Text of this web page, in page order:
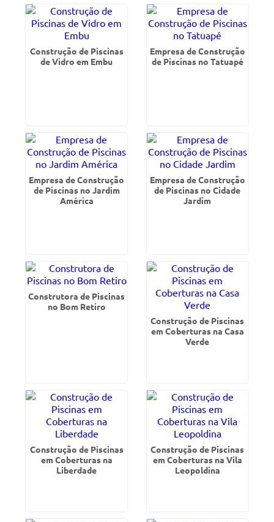
Construção de Piscinas
de Vidro em Embu
Empresa de Construção
de Piscinas no Tatuapé
Empresa de Construção
de Piscinas no Jardim
América
Empresa de Construção
de Piscinas no Cidade
Jardim
Construtora de Piscinas
no Bom Retiro
Construção de Piscinas
em Coberturas na Casa
Verde
Construção de Piscinas
em Coberturas na
Liberdade
Construção de Piscinas
em Coberturas na Vila
Leopoldina